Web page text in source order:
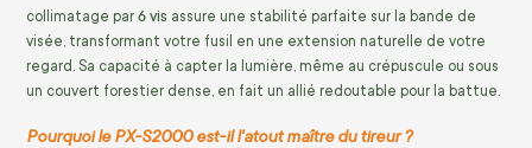
collimatage par 6 vis assure une stabilité parfaite sur la bande de
visée, transformant votre fusil en une extension naturelle de votre
regard. Sa capacité à capter la lumière, même au crépuscule ou sous
un couvert forestier dense, en fait un allié redoutable pour la battue.
Pourquoi le PX-S2000 est-il l'atout maître du tireur ?